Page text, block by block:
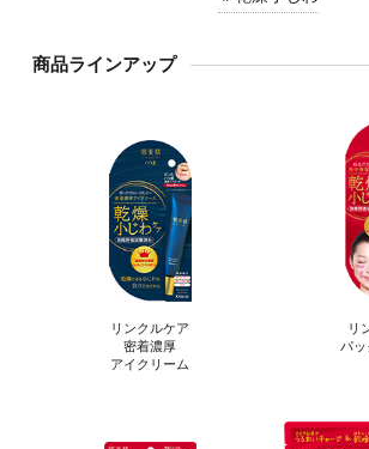
商品ラインアップ
リンクルケア
密着濃厚
アイクリーム
リ
パ